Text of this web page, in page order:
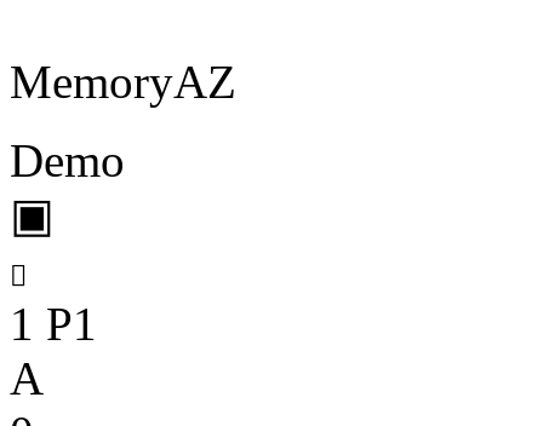
MemoryAZ
Demo
▣

1 P1
A